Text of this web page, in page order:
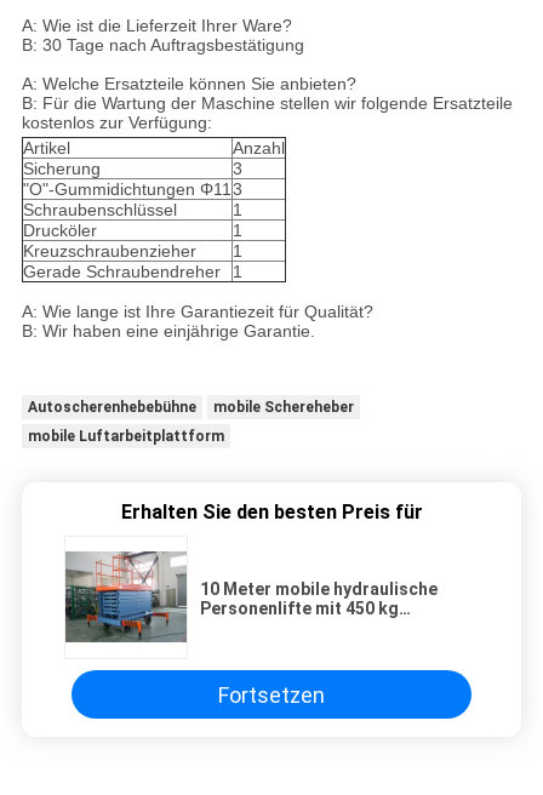
A: Wie ist die Lieferzeit Ihrer Ware?
B: 30 Tage nach Auftragsbestätigung
A: Welche Ersatzteile können Sie anbieten?
B: Für die Wartung der Maschine stellen wir folgende Ersatzteile
kostenlos zur Verfügung:
Artikel
Anzahl
Sicherung
3
"O"-Gummidichtungen Φ113
Schraubenschlüssel
1
Drucköler
1
Kreuzschraubenzieher
1
Gerade Schraubendreher
1
A: Wie lange ist Ihre Garantiezeit für Qualität?
B: Wir haben eine einjährige Garantie.
Autoscherenhebebühne
mobile Schereheber
mobile Luftarbeitplattform
Erhalten Sie den besten Preis für
10 Meter mobile hydraulische
Personenlifte mit 450 kg
Fortsetzen